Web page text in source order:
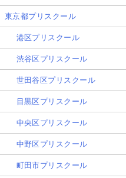
東京都プリスクール
港区プリスクール
渋谷区プリスクール
世田谷区プリスクール
目黒区プリスクール
中央区プリスクール
中野区プリスクール
町田市プリスクール